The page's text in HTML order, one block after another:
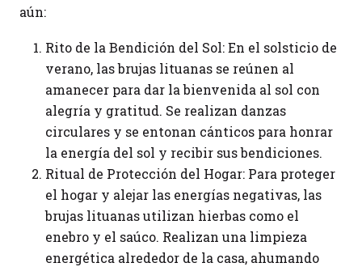
aún:
Rito de la Bendición del Sol: En el solsticio de
verano, las brujas lituanas se reúnen al
amanecer para dar la bienvenida al sol con
alegría y gratitud. Se realizan danzas
circulares y se entonan cánticos para honrar
la energía del sol y recibir sus bendiciones.
Ritual de Protección del Hogar: Para proteger
el hogar y alejar las energías negativas, las
brujas lituanas utilizan hierbas como el
enebro y el saúco. Realizan una limpieza
energética alrededor de la casa, ahumando